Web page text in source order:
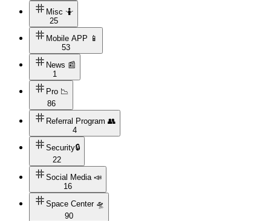
Misc 🤷
25
Mobile APP 📱
53
News 📰
1
Pro 📉
86
Referral Program 👥
4
Security🔒
22
Social Media 📣
16
Space Center 🛸
90